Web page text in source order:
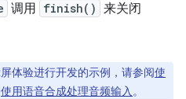
调用 finish() 来关闭
体验进行开发的示例，请参阅使
使用语音合成处理音频输入。